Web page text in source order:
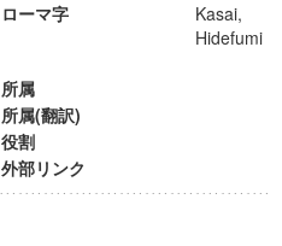
ローマ字
Kasai,
Hidefumi
所属
所属(翻訳)
役割
外部リンク